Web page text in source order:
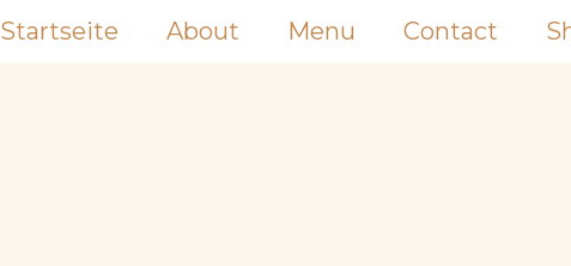
Startseite About Menu Contact